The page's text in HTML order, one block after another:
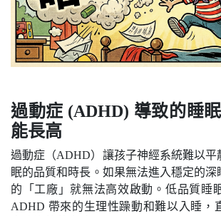
過動症 (ADHD) 導致的睡
能長高
過動症（ADHD）讓孩子神經系統難以平
眠的品質和時長。如果無法進入穩定的
的「工廠」就無法高效啟動。低品質睡
ADHD 帶來的生理性躁動和難以入睡，